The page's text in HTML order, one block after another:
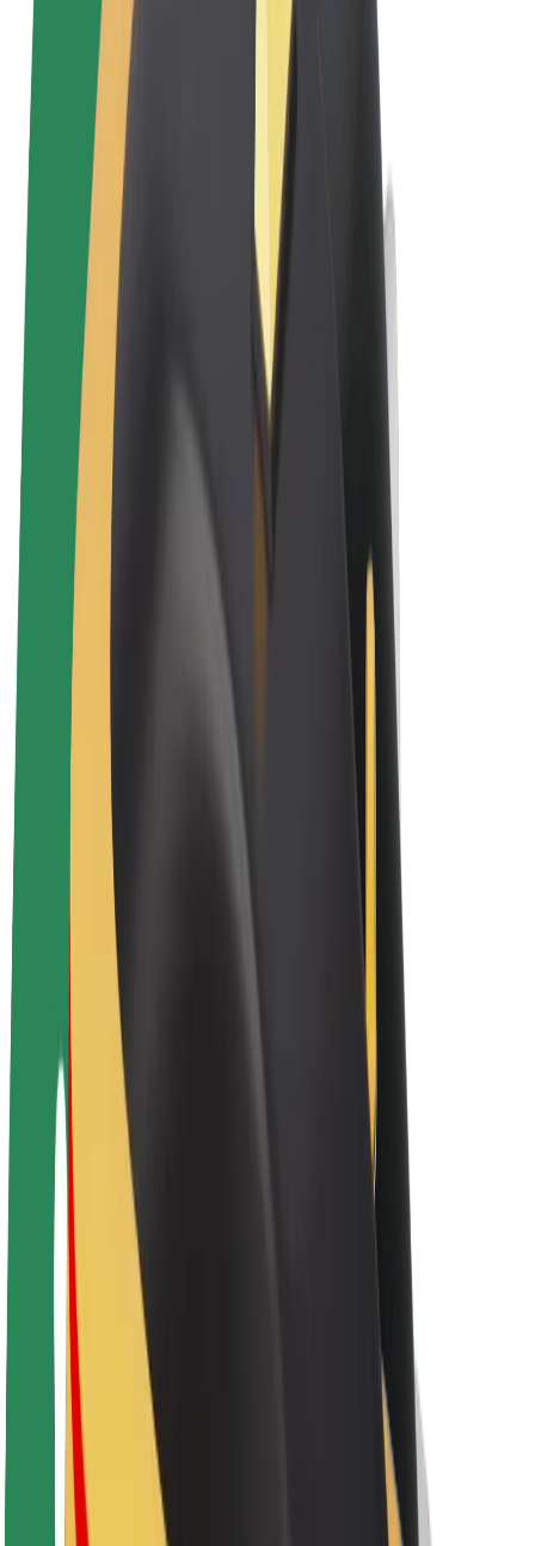
Términos y Condiciones
Privacidad
Cookies
© 2026 Bolt Technology OÜ
Productos
Viajes
Patinetes
Bolt Market
Bolt Drive
Bolt para empresas
Bicis
Colabora con Bolt
Repartidores
Comercios de Bolt Food
Flotas
Franquicias
Empresa
Trabaja con nosotros
Acerca de Bolt
Sostenibilidad en Bolt
Project Zero
Blog
Sala de prensa
Directrices de la marca
Misión
Relación con inversores
Liderazgo
Marca
Medios
Fondo Urbano
Seguridad